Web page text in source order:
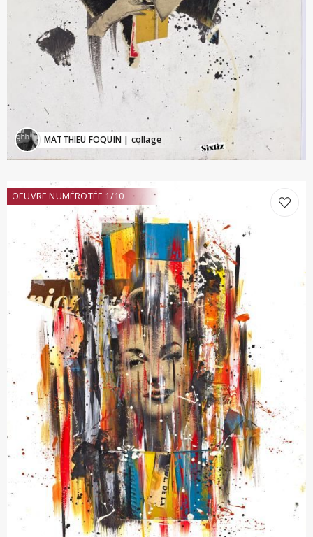
MATTHIEU FOQUIN | collage
OEUVRE NUMÉROTÉE 1/10